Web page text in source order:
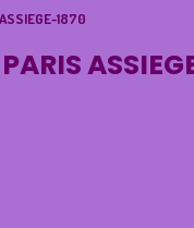
1870